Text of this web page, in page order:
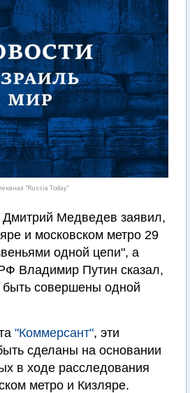
"Russia Today"
Дмитрий Медведев заявил,
и московском метро 29
одной цепи", а
Владимир Путин сказал,
быть совершены одной
"Коммерсант", эти
сделаны на основании
в ходе расследования
метро и Кизляре.